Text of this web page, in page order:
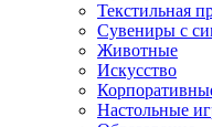
Текстильная
Сувениры с
Животные
Искусство
Настольные